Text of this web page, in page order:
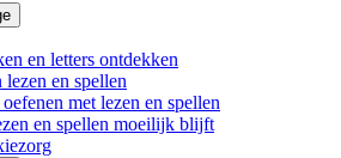
en letters ontdekken
lezen en spellen
met lezen en spellen
en spellen moeilijk blijft